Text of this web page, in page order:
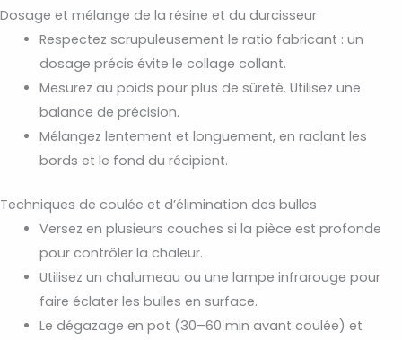
Dosage et mélange de la résine et du durcisseur
Respectez scrupuleusement le ratio fabricant : un
dosage précis évite le collage collant.
Mesurez au poids pour plus de sûreté. Utilisez une
balance de précision.
Mélangez lentement et longuement, en raclant les
bords et le fond du récipient.
Techniques de coulée et d’élimination des bulles
Versez en plusieurs couches si la pièce est profonde
pour contrôler la chaleur.
Utilisez un chalumeau ou une lampe infrarouge pour
faire éclater les bulles en surface.
Le dégazage en pot (30–60 min avant coulée) et